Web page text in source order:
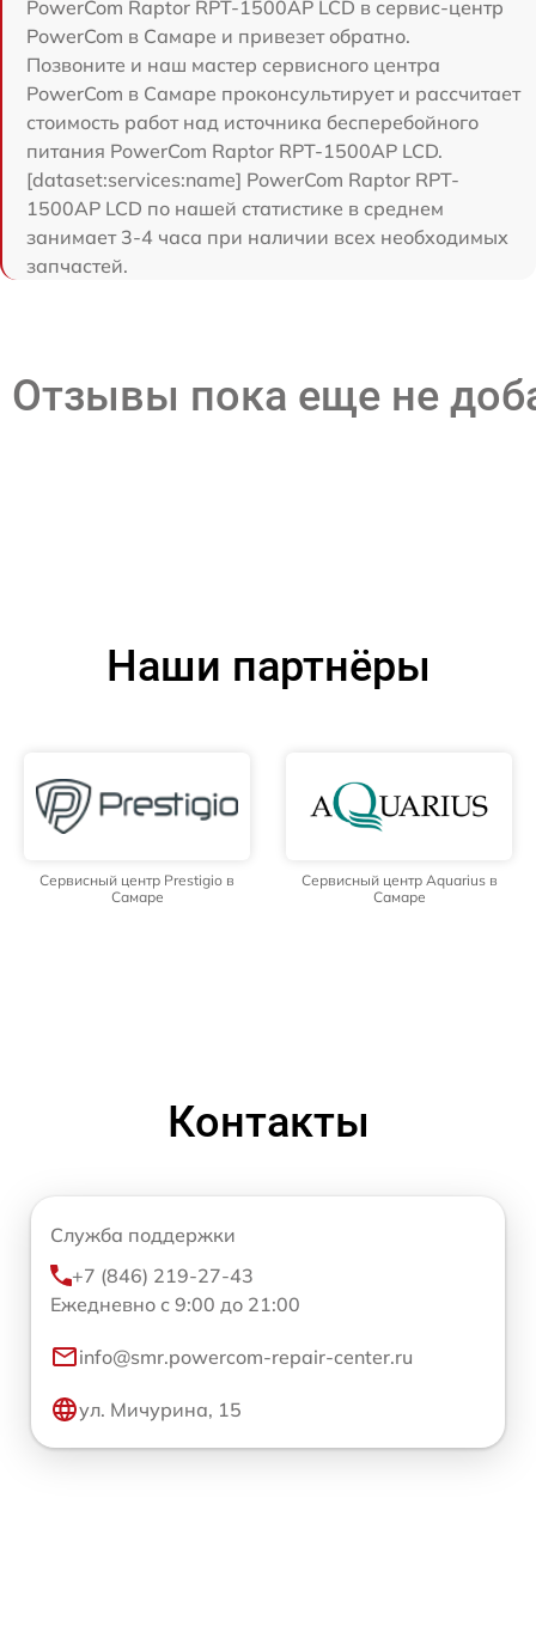
PowerCom Raptor RPT-1500AP LCD в сервис-центр
PowerCom в Самаре и привезет обратно.
Позвоните и наш мастер сервисного центра
PowerCom в Самаре проконсультирует и рассчитает
стоимость работ над источника бесперебойного
питания PowerCom Raptor RPT-1500AP LCD.
[dataset:services:name] PowerCom Raptor RPT-
1500AP LCD по нашей статистике в среднем
занимает 3-4 часа при наличии всех необходимых
запчастей.
Отзывы пока еще не
Наши партнёры
Сервисный центр Prestigio в
Самаре
Сервисный центр Aquarius в
Самаре
Контакты
Служба поддержки
+7 (846) 219-27-43
Ежедневно с 9:00 до 21:00
info@smr.powercom-repair-center.ru
ул. Мичурина, 15